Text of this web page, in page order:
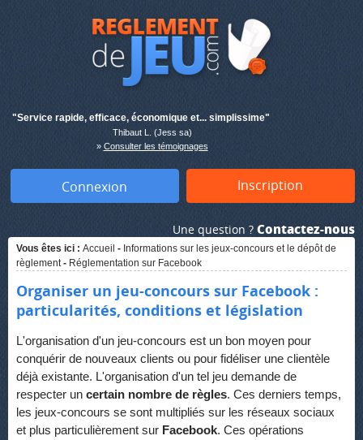
"Service rapide, efficace, économique et... simplissime"
Thibaut L. (Jess sa)
» Consulter les témoignages
Inscription
Connexion
Une question ? Contactez-nous
Vous êtes ici : Accueil - Informations sur les jeux-concours et le dépôt de
règlement- Réglementation sur Facebook
Organiser un jeu-concours sur Facebook :
particularités, conditions et législation
L'organisation d'un jeu-concours est un bon moyen pour
conquérir de nouveaux clients ou pour fidéliser une clientèle
déjà existante. L'organisation d'un tel jeu demande de
respecter un certain nombre de règles. Ces derniers temps,
les jeux-concours se sont multipliés sur les réseaux sociaux
et plus particulièrement sur Facebook. Ces opérations